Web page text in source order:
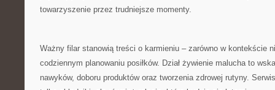
towarzyszenie przez trudniejsze momenty.
Ważny filar stanowią treści o karmieniu – zarówno w kontekście
codziennym planowaniu posiłków. Dział żywienie malucha to
nawyków, doboru produktów oraz tworzenia zdrowej rutyny.